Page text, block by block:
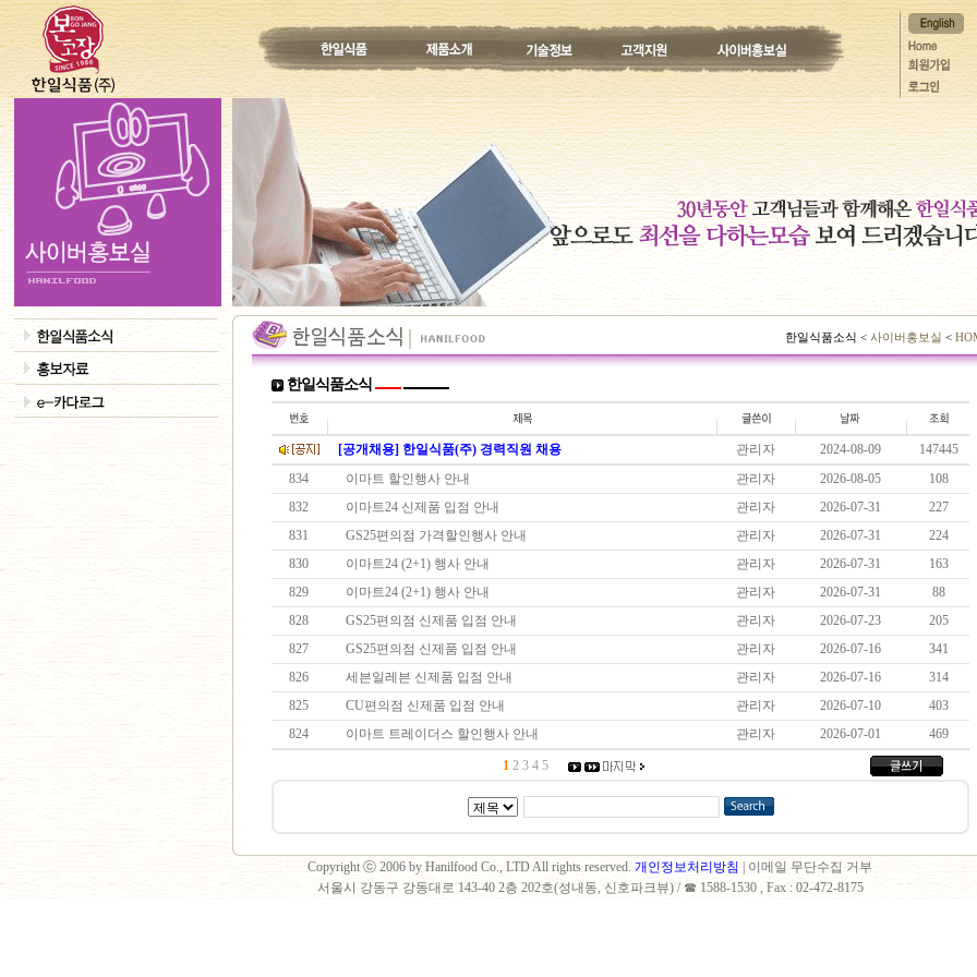
한일식품소식 < 사이버홍보실 <
한일식품소식
[공개채용] 한일식품(주) 경력직원 채용 관리자 2024-08-09
147445
834
이마트 할인행사 안내 관리자 2026-08-05
108
832
이마트24 신제품 입점 안내 관리자 2026-07-31
227
831
GS25편의점 가격할인행사 안내 관리자 2026-07-31
224
830
이마트24 (2+1) 행사 안내 관리자 2026-07-31
163
829
이마트24 (2+1) 행사 안내 관리자 2026-07-31
88
828
GS25편의점 신제품 입점 안내 관리자 2026-07-23
205
827
GS25편의점 신제품 입점 안내 관리자 2026-07-16
341
826
세븐일레븐 신제품 입점 안내 관리자 2026-07-16
314
825
CU편의점 신제품 입점 안내 관리자 2026-07-10
403
824
이마트 트레이더스 할인행사 안내 관리자 2026-07-01 469
1 2 3 4 5
Copyright ⓒ 2006 by Hanilfood Co., LTD All rights reserved. 개인정보처리방침
| 이메일 무단수집 거부
서울시 강동구 강동대로 143-40 2층 202호(성내동, 신호파크뷰) / ☎ 1588-1530 , Fax : 02-472-8175